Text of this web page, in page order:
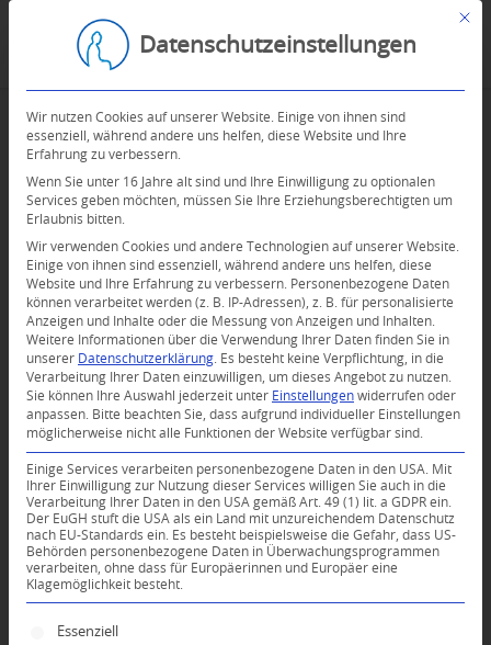
0
KOMMENTARE
Dein Kommentar
An Diskussion beteiligen?
Hinterlassen Sie uns Ihren Kommentar!
Mit
Datenschutzeinstellungen
Wir nutzen Cookies auf unserer Website. Einige von ihnen sind
essenziell, während andere uns helfen, diese Website und Ihre
Erfahrung zu verbessern.
Wenn Sie unter 16 Jahre alt sind und Ihre Einwilligung zu optionalen
Services geben möchten, müssen Sie Ihre Erziehungsberechtigten um
Erlaubnis bitten.
Wir verwenden Cookies und andere Technologien auf unserer Website.
Einige von ihnen sind essenziell, während andere uns helfen, diese
Website und Ihre Erfahrung zu verbessern.
Personenbezogene Daten
können verarbeitet werden (z. B. IP-Adressen), z. B. für personalisierte
Anzeigen und Inhalte oder die Messung von Anzeigen und Inhalten.
Weitere Informationen über die Verwendung Ihrer Daten finden Sie in
unserer Datenschutzerklärung
Es besteht keine Verpflichtung, in die
Verarbeitung Ihrer Daten einzuwilligen, um dieses Angebot zu nutzen.
Sie können Ihre Auswahl jederzeit unter Einstellungen widerrufen oder
anpassen.
Bitte beachten Sie, dass aufgrund individueller Einstellungen
möglicherweise nicht alle Funktionen der Website verfügbar sind.
Einige Services verarbeiten personenbezogene Daten in den USA. Mit
Ihrer Einwilligung zur Nutzung dieser Services willigen Sie auch in die
Verarbeitung Ihrer Daten in den USA gemäß Art. 49 (1) lit. a GDPR ein.
Der EuGH stuft die USA als ein Land mit unzureichendem Datenschutz
nach EU-Standards ein. Es besteht beispielsweise die Gefahr, dass US-
Behörden personenbezogene Daten in Überwachungsprogrammen
verarbeiten, ohne dass für Europäerinnen und Europäer eine
Klagemöglichkeit besteht.
Es folgt eine Liste der Service-Gruppen, für die
Essenziell